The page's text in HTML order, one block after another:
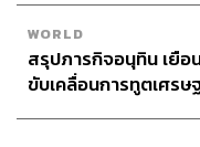
WORLD
สรุปภารกิจอนุทิน เยือ
ขับเคลื่อนการทูตเศรษ